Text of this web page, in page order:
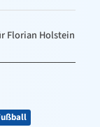
Florian Holstein